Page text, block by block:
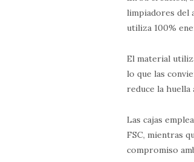
limpiadores del
utiliza 100%
El material
lo que las
reduce la huella
Las cajas
FSC, mientras
compromiso